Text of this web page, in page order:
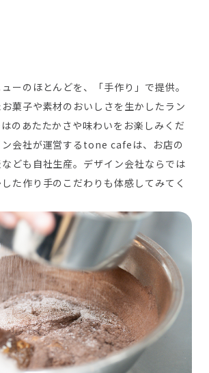
ーのほとんどを、「手作り」で提供。
菓子や素材のおいしさを生かしたラン
のあたたかさや味わいをお楽しみくだ
ン会社が運営するtone cafeは、お店の
ども自社生産。デザイン会社ならでは
た作り手のこだわりも体感してみてく